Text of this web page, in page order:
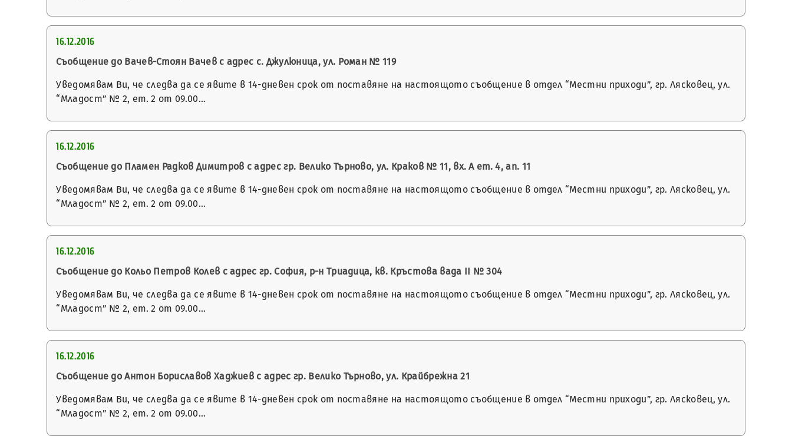
16.12.2016
Съобщение до Вачев-Стоян Вачев с адрес с. Джулюница, ул. Роман № 119
Уведомявам Ви, че следва да се явите в 14-дневен срок от поставяне на настоящото съобщение в отдел “Местни приходи”, гр. Лясковец, ул.
“Младост” № 2, ет. 2 от 09.00…
16.12.2016
Съобщение до Пламен Радков Димитров с адрес гр. Велико Търново, ул. Краков № 11, вх. А ет. 4, ап. 11
Уведомявам Ви, че следва да се явите в 14-дневен срок от поставяне на настоящото съобщение в отдел “Местни приходи”, гр. Лясковец, ул.
“Младост” № 2, ет. 2 от 09.00…
16.12.2016
Съобщение до Кольо Петров Колев с адрес гр. София, р-н Триадица, кв. Кръстова вада II № 304
Уведомявам Ви, че следва да се явите в 14-дневен срок от поставяне на настоящото съобщение в отдел “Местни приходи”, гр. Лясковец, ул.
“Младост” № 2, ет. 2 от 09.00…
16.12.2016
Съобщение до Антон Бориславов Хаджиев с адрес гр. Велико Търново, ул. Крайбрежна 21
Уведомявам Ви, че следва да се явите в 14-дневен срок от поставяне на настоящото съобщение в отдел “Местни приходи”, гр. Лясковец, ул.
“Младост” № 2, ет. 2 от 09.00…